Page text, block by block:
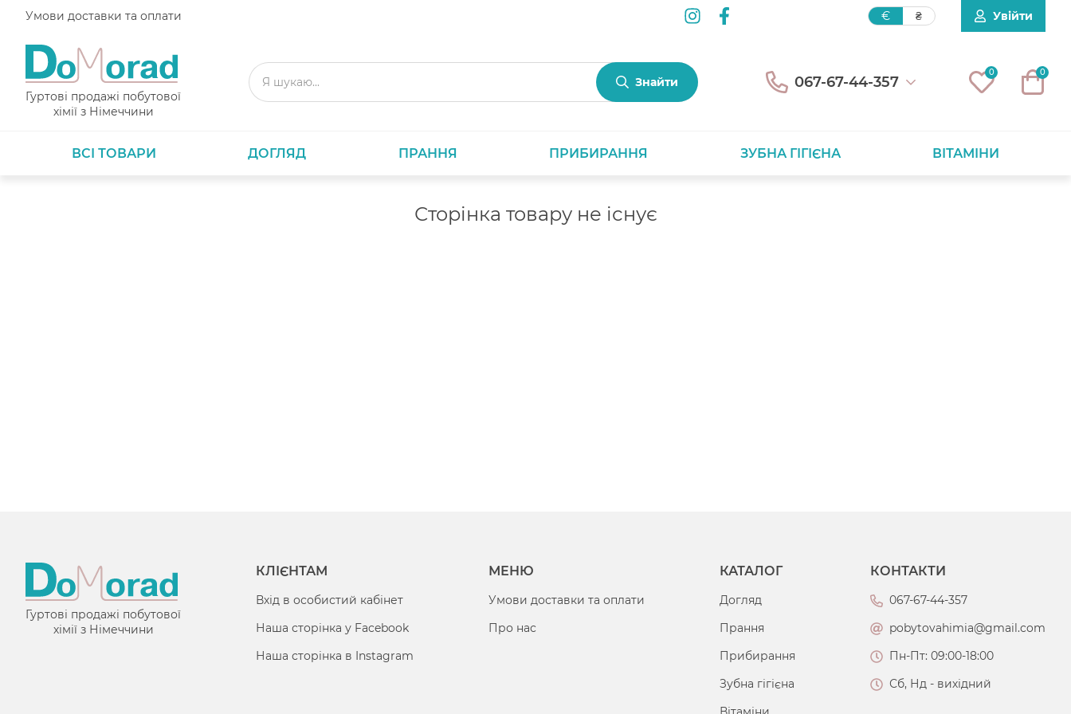
Умови доставки та оплати € ₴ Увійти
Гуртові продажі побутової
хімії з Німеччини
Знайти 067-67-44-357
0 0
ВСІ ТОВАРИ ДОГЛЯД ПРАННЯ ПРИБИРАННЯ ЗУБНА ГІГІЄНА ВІТАМІНИ
Сторінка товару не існує
Гуртові продажі побутової
хімії з Німеччини
КЛІЄНТАМ
Вхід в особистий кабінет
Наша сторінка у Facebook
Наша сторінка в Instagram
МЕНЮ
Умови доставки та оплати
Про нас
КАТАЛОГ
Догляд
Прання
Прибирання
Зубна гігієна
КОНТАКТИ
067-67-44-357
pobytovahimia@gmail.com
Пн-Пт: 09:00-18:00
Сб, Нд - вихідний